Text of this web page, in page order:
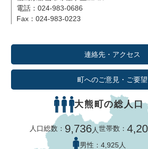
電話：024-983-0686
Fax：024-983-0223
連絡先・アクセス
町へのご意見・ご要望
大熊町の総人口
人口総数： 9,736人世帯数：
男性： 4,925人